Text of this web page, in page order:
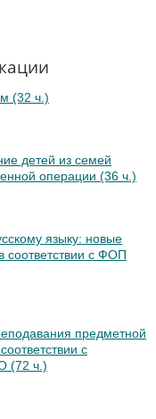
(32 ч.)
детей из семей
операции (36 ч.)
языку: новые
соответствии с ФОП
предметной
с
(72 ч.)